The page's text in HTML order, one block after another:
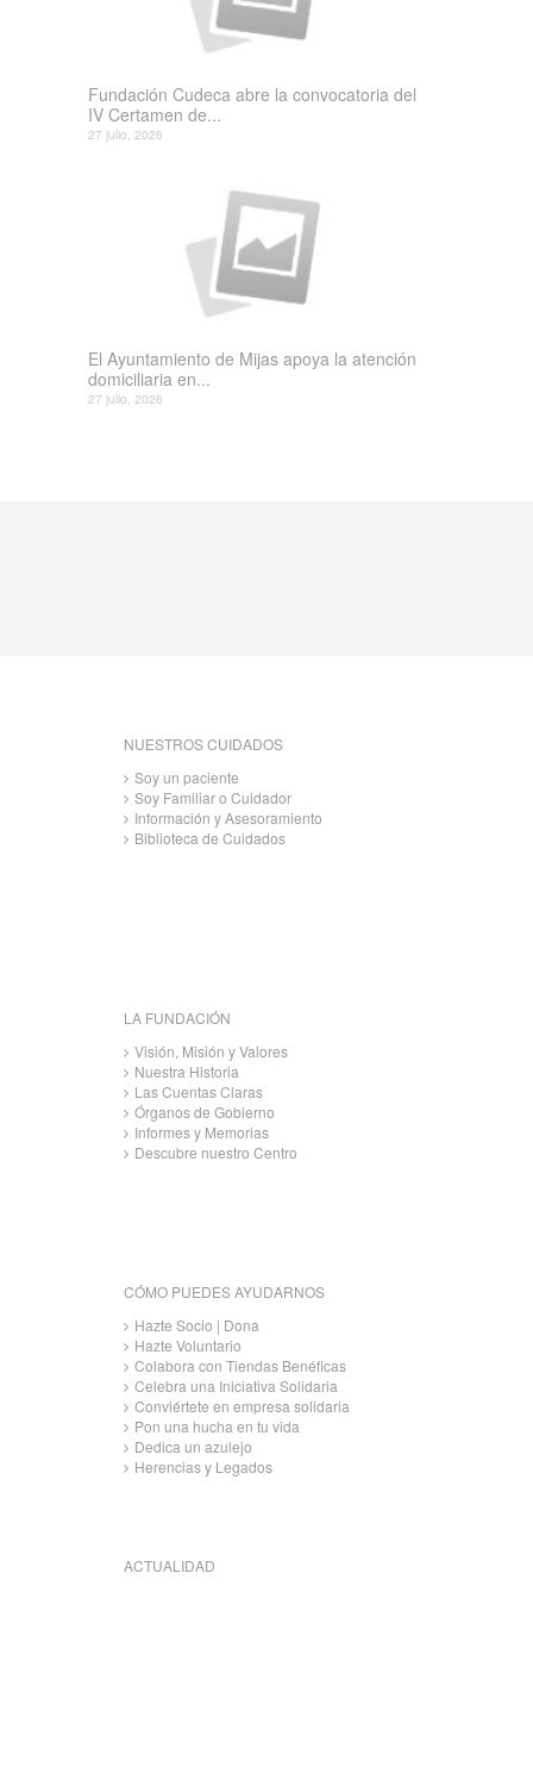
Fundación Cudeca abre la convocatoria del
IV Certamen de...
27 julio, 2026
El Ayuntamiento de Mijas apoya la atención
domiciliaria en...
27 julio, 2026
NUESTROS CUIDADOS
Soy un paciente
Soy Familiar o Cuidador
Información y Asesoramiento
Biblioteca de Cuidados
LA FUNDACIÓN
Visión, Misión y Valores
Nuestra Historia
Las Cuentas Claras
Órganos de Gobierno
Informes y Memorias
Descubre nuestro Centro
CÓMO PUEDES AYUDARNOS
Hazte Socio | Dona
Hazte Voluntario
Colabora con Tiendas Benéficas
Celebra una Iniciativa Solidaria
Conviértete en empresa solidaria
Pon una hucha en tu vida
Dedica un azulejo
Herencias y Legados
ACTUALIDAD